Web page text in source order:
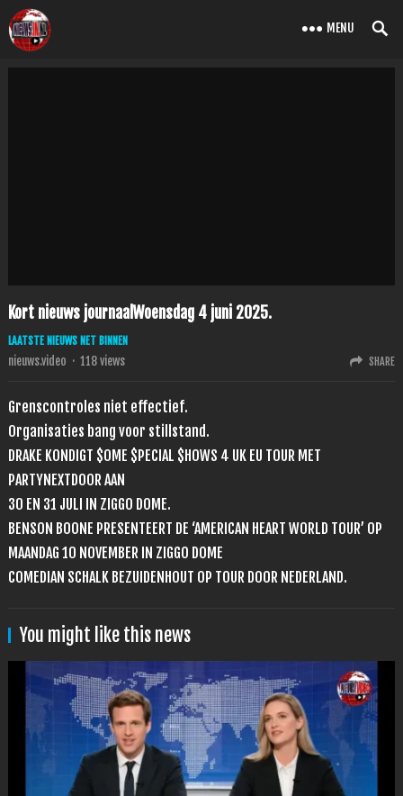
MENU
Kort nieuws journaalWoensdag 4 juni 2025.
LAATSTE NIEUWS NET BINNEN
nieuws.video · 118views SHARE
Grenscontroles niet effectief.
Organisaties bang voor stillstand.
DRAKE KONDIGT $OME $PECIAL $HOWS 4 UK EU TOUR MET
PARTYNEXTDOOR AAN
30 EN 31 JULI IN ZIGGO DOME.
BENSON BOONE PRESENTEERT DE ‘AMERICAN HEART WORLD TOUR’ OP
MAANDAG 10 NOVEMBER IN ZIGGO DOME
COMEDIAN SCHALK BEZUIDENHOUT OP TOUR DOOR NEDERLAND.
You might like this news